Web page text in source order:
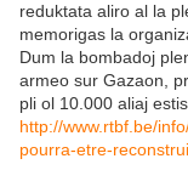
reduktata aliro al la
memorigas la
Dum la bombadoj
armeo sur Gazaon,
pli ol 10.000 aliaj
http://www.rtbf.be/
pourra-etre-